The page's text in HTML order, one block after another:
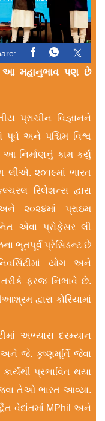
આ મહાનુભાવ પણ છે
પ્રાચીન વિજ્ઞાનને
અને પશ્ચિમ વિશ્વ
નિર્માણનું કામ કર્યું
લીએ. ૨૦૧૯માં ભારત
રિલેશન્સ દ્વારા
અને ૨૦૨૪માં પ્રાઇમ
એવા પ્રોફેસર લી
ભૂતપૂર્વ પ્રેસિડન્ટ છે
યોગ અને
તરીકે ફરજ નિભાવે છે.
દ્વારા કોરિયામાં
અભ્યાસ દરમ્યાન
જે. કૃષ્ણમૂર્તિ જેવા
પ્રભાવિત થયા
તેઓ ભારત આવ્યા.
વેદાંતમાં MPhil અને